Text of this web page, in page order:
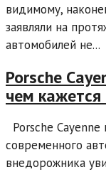
видимому,
заявляли на
автомобилей не...
Porsche
чем
Porsche
современного
внедорожника